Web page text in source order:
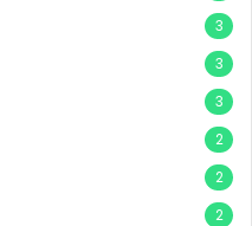
3
3
3
2
2
2